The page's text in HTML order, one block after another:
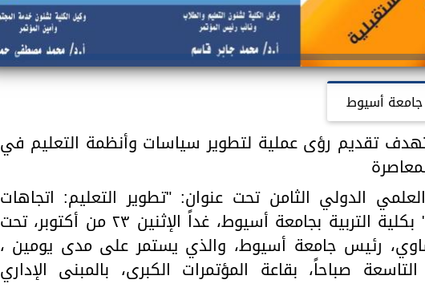
جامعة أسيوط
تقديم رؤى عملية لتطوير سياسات وأنظمة التعليم في
الدولي الثامن تحت عنوان: "تطوير التعليم: اتجاهات
معاصرة، ورؤى مستقبلية" بكلية التربية بجامعة أسيوط، غداً الإثنين ٢٣ من أكتوبر، تحت
رئيس جامعة أسيوط، والذي يستمر على مدى يومين ،
صباحاً، بقاعة المؤتمرات الكبرى، بالمبنى الإداري